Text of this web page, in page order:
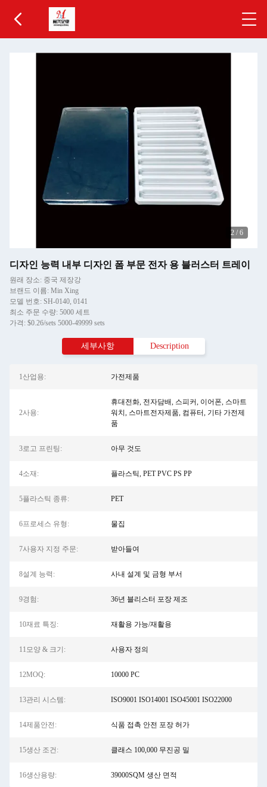
2 / 6
디자인 능력 내부 디자인 폼 부문 전자 용 블러스터 트레이
원래 장소: 중국 제장강
브랜드 이름: Min Xing
모델 번호: SH-0140, 0141
최소 주문 수량: 5000 세트
가격: $0.26/sets 5000-49999 sets
세부사항 Description
1산업용: 가전제품
2사용:
휴대전화, 전자담배, 스피커, 이어폰, 스마트
워치, 스마트전자제품, 컴퓨터, 기타 가전제
품
3로고 프린팅: 아무 것도
4소재: 플라스틱, PET PVC PS PP
5플라스틱 종류: PET
6프로세스 유형: 물집
7사용자 지정 주문: 받아들여
8설계 능력: 사내 설계 및 금형 부서
9경험: 36년 블리스터 포장 제조
10재료 특징: 재활용 가능/재활용
11모양 & 크기: 사용자 정의
12MOQ: 10000 PC
13관리 시스템: ISO9001 ISO14001 ISO45001 ISO22000
14제품안전: 식품 접촉 안전 포장 허가
15생산 조건: 클래스 100,000 무진공 밀
16생산용량: 39000SQM 생산 면적